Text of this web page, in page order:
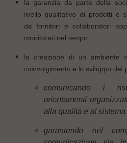
la garanzia da parte della
livello qualitativo di prodotti e
da fornitori e collaboratori
monitorati nel tempo;
la creazione di un ambiente
coinvolgimento e lo sviluppo del
comunicando i
orientamenti
alla qualità e al
garantendo nel